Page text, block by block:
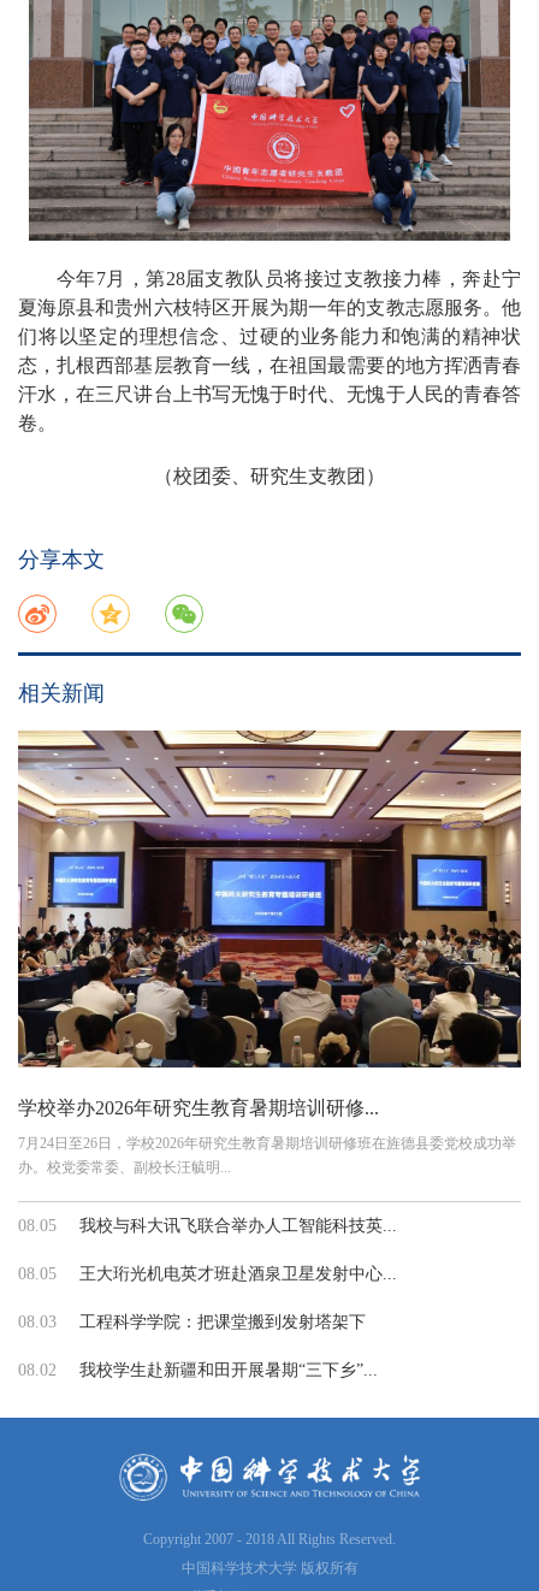
今年7月，第28届支教队员将接过支教接力棒，奔赴宁
夏海原县和贵州六枝特区开展为期一年的支教志愿服务。他
们将以坚定的理想信念、过硬的业务能力和饱满的精神状
态，扎根西部基层教育一线，在祖国最需要的地方挥洒青春
汗水，在三尺讲台上书写无愧于时代、无愧于人民的青春答
卷。
（校团委、研究生支教团）
分享本文
相关新闻
学校举办2026年研究生教育暑期培训研修...
7月24日至26日，学校2026年研究生教育暑期培训研修班在旌德县委党校成功举
办。校党委常委、副校长汪毓明...
08.05 我校与科大讯飞联合举办人工智能科技英...
08.05 王大珩光机电英才班赴酒泉卫星发射中心...
08.03 工程科学学院：把课堂搬到发射塔架下
08.02 我校学生赴新疆和田开展暑期“三下乡”...
Copyright 2007 - 2018 All Rights Reserved.
中国科学技术大学 版权所有